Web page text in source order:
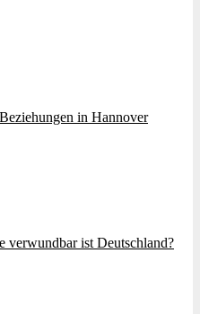
in Hannover
verwundbar ist Deutschland?